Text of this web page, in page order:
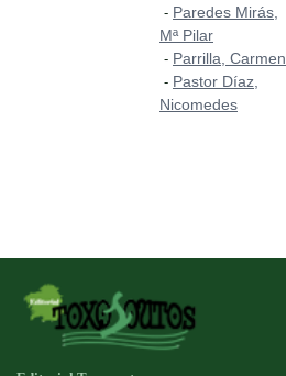
- Paredes Mirás,
Mª Pilar
- Parrilla, Carmen
- Pastor Díaz,
Nicomedes